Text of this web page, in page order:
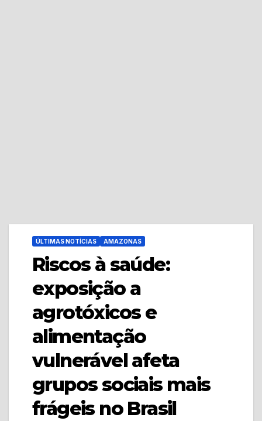
ÚLTIMAS NOTÍCIAS AMAZONAS
Riscos à saúde:
exposição a
agrotóxicos e
alimentação
vulnerável afeta
grupos sociais mais
frágeis no Brasil